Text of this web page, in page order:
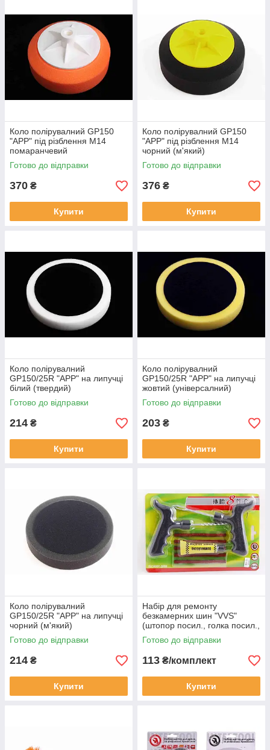
Коло полірувалний GP150
"APP" під різблення М14
помаранчевий
(універсалний)
Готово до відправки
370 ₴
Купити
Коло полірувалний GP150
"APP" під різблення М14
чорний (м'який)
Готово до відправки
376 ₴
Купити
Коло полірувалний
GP150/25R "APP" на липучці
білий (твердий)
Готово до відправки
214 ₴
Купити
Коло полірувалний
GP150/25R "APP" на липучці
жовтий (універсалний)
Готово до відправки
203 ₴
Купити
Коло полірувалний
GP150/25R "APP" на липучці
чорний (м'який)
Готово до відправки
214 ₴
Купити
Набір для ремонту
безкамерних шин "VVS"
(штопор посил., голка посил.,
5 ниток, клей)
Готово до відправки
113 ₴/комплект
Купити